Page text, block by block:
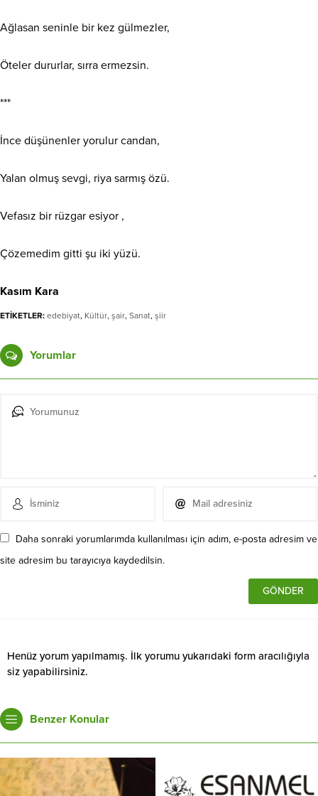
Ağlasan seninle bir kez gülmezler,
Öteler dururlar, sırra ermezsin.
***
​İnce düşünenler yorulur candan,
Yalan olmuş sevgi, riya sarmış özü.
Vefasız bir rüzgar esiyor ,
Çözemedim gitti şu iki yüzü.
Kasım Kara
ETİKETLER: edebiyat, Kültür, şair, Sanat, şiir
Yorumlar
Daha sonraki yorumlarımda kullanılması için adım, e-posta adresim ve
site adresim bu tarayıcıya kaydedilsin.
Henüz yorum yapılmamış. İlk yorumu yukarıdaki form aracılığıyla
siz yapabilirsiniz.
Benzer Konular